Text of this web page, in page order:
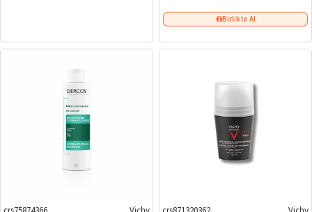
Birlikte Al